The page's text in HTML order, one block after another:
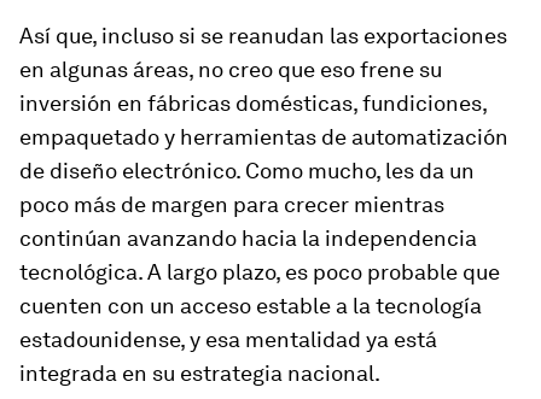
Así que, incluso si se reanudan las exportaciones
en algunas áreas, no creo que eso frene su
inversión en fábricas domésticas, fundiciones,
empaquetado y herramientas de automatización
de diseño electrónico. Como mucho, les da un
poco más de margen para crecer mientras
continúan avanzando hacia la independencia
tecnológica. A largo plazo, es poco probable que
cuenten con un acceso estable a la tecnología
estadounidense, y esa mentalidad ya está
integrada en su estrategia nacional.